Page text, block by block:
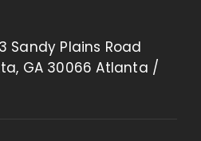
Sandy Plains Road
GA 30066 Atlanta /